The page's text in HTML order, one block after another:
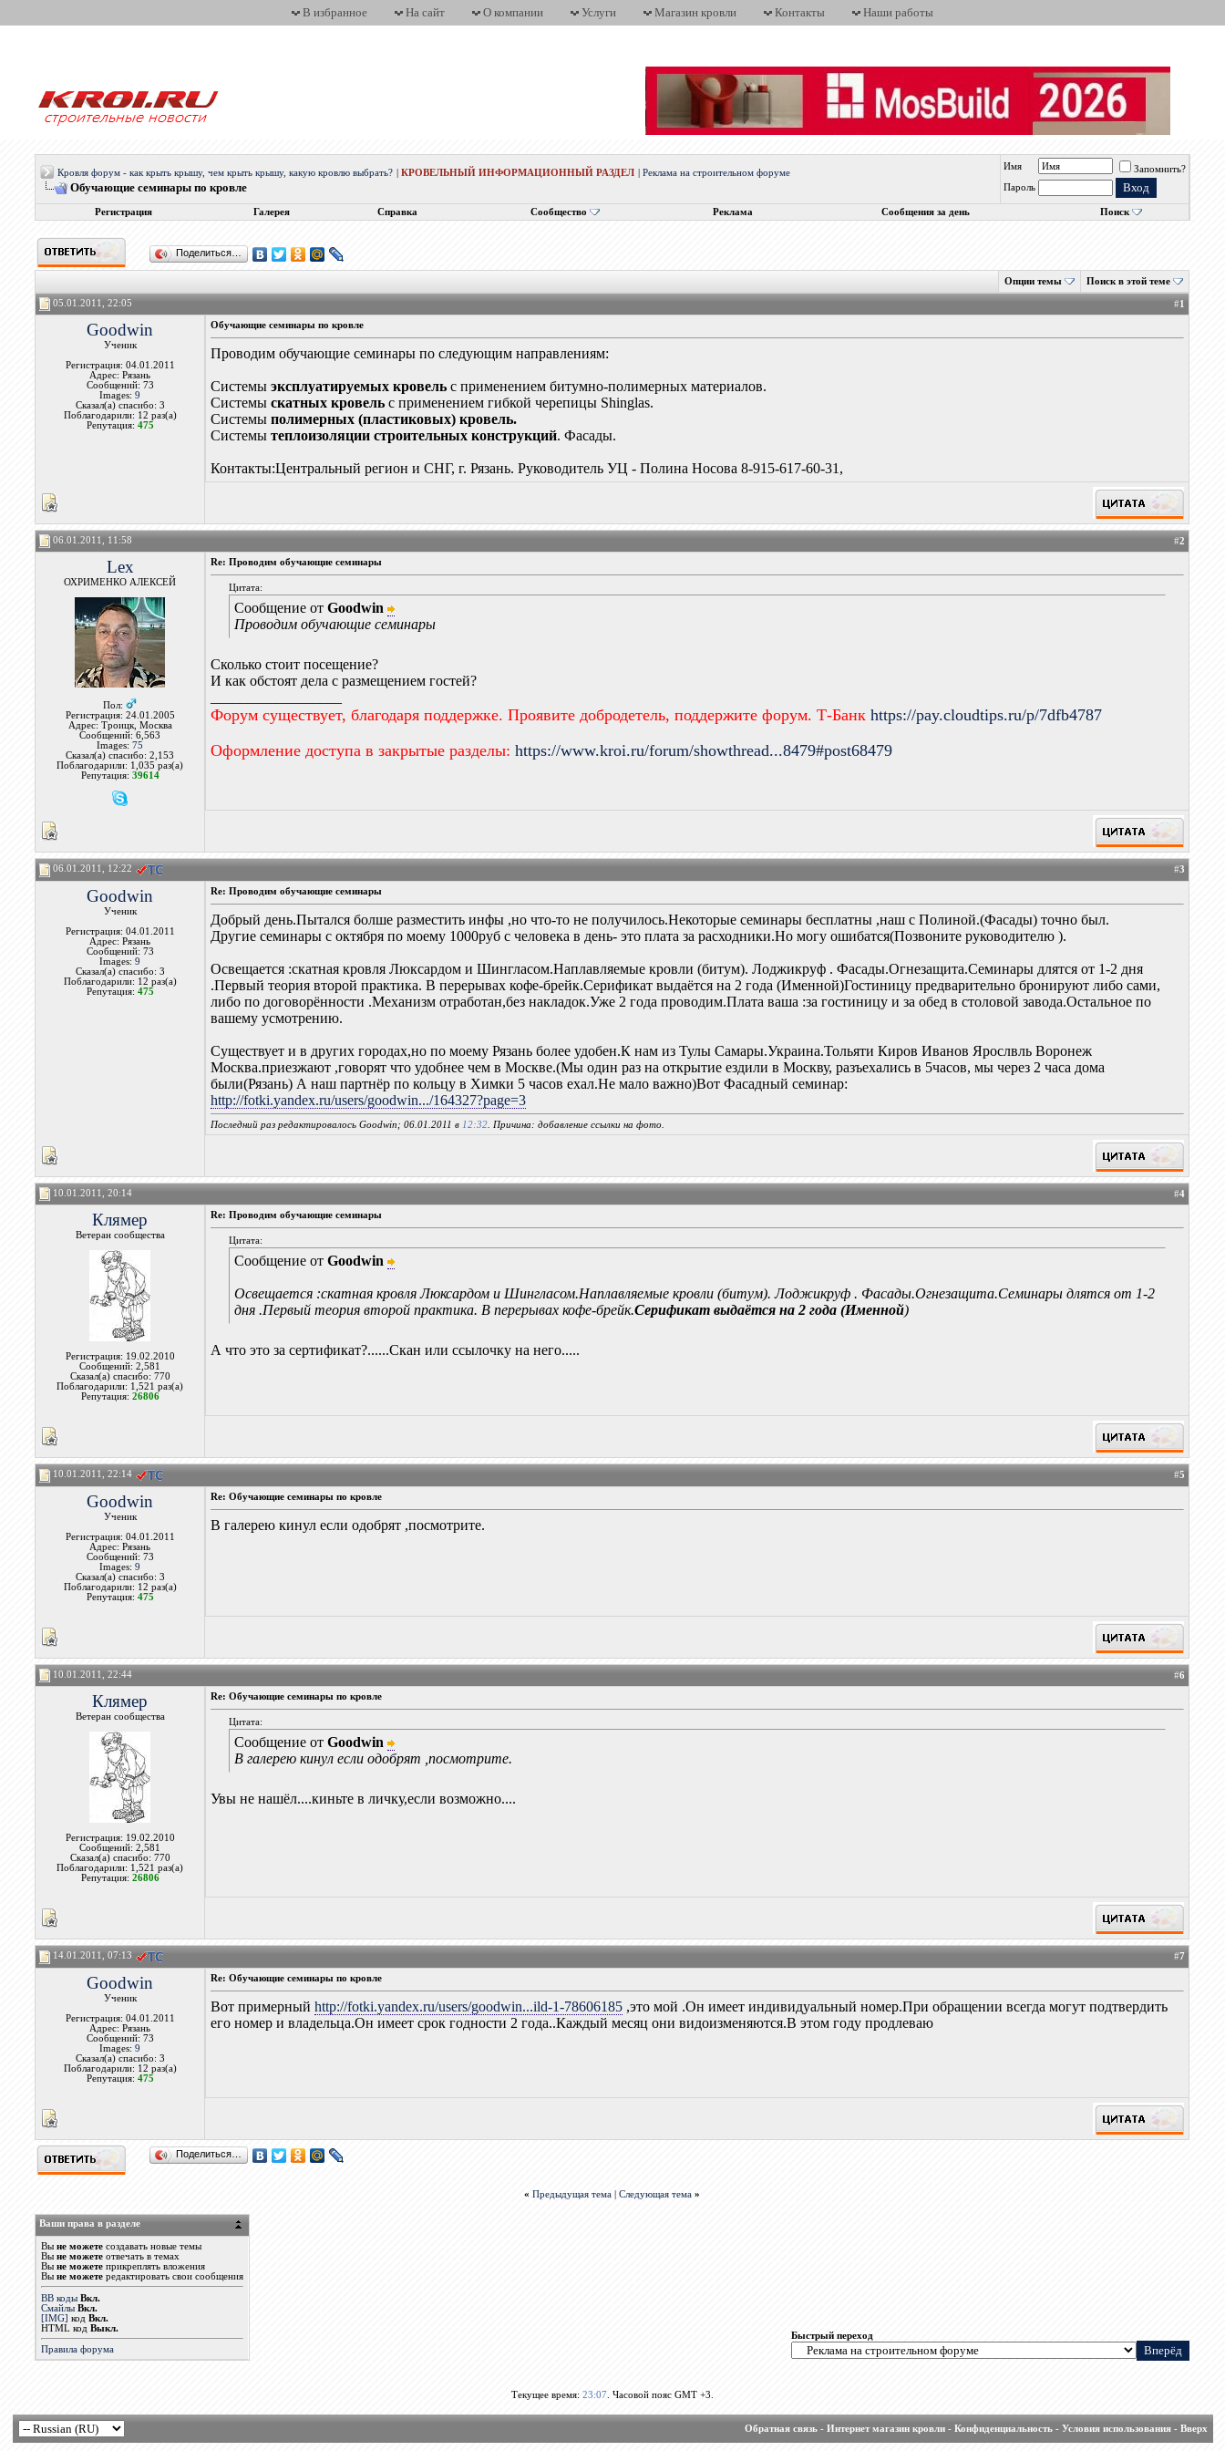
В избранное На сайт О компании Услуги Магазин кровли Контакты Наши работы
Кровля форум - как крыть крышу, чем крыть крышу, какую кровлю выбрать? |КРОВЕЛЬНЫЙ ИНФОРМАЦИОННЫЙ РАЗДЕЛ |Реклама на строительном форуме
Обучающие семинары по кровле
Имя
Запомнить?
Пароль
Регистрация Галерея Справка Сообщество Реклама Сообщения за день Поиск
Поделиться…
Опции темы Поиск в этой теме
05.01.2011, 22:05 #1
Goodwin
Ученик
Регистрация: 04.01.2011
Адрес: Рязань
Сообщений: 73
Images:9
Сказал(а) спасибо: 3
Поблагодарили: 12 раз(а)
Репутация: 475
Обучающие семинары по кровле
Проводим обучающие семинары по следующим направлениям:
Системыэксплуатируемых кровель с применением битумно-полимерных материалов.
Системыскатных кровель с применением гибкой черепицы Shinglas.
Системыполимерных (пластиковых) кровель.
Системытеплоизоляции строительных конструкций. Фасады.
Контакты:Центральный регион и СНГ, г. Рязань. Руководитель УЦ - Полина Носова 8-915-617-60-31,
06.01.2011, 11:58 #2
Lex
ОХРИМЕНКО АЛЕКСЕЙ
Пол:
Регистрация: 24.01.2005
Адрес: Троицк, Москва
Сообщений: 6,563
Images:75
Сказал(а) спасибо: 2,153
Поблагодарили: 1,035 раз(а)
Репутация: 39614
Re: Проводим обучающие семинары
Цитата:
Сообщение отGoodwin
Проводим обучающие семинары
Сколько стоит посещение?
И как обстоят дела с размещением гостей?
Форум существует, благодаря поддержке. Проявите добродетель, поддержите форум. Т-Банкhttps://pay.cloudtips.ru/p/7dfb4787
Оформление доступа в закрытые разделы:https://www.kroi.ru/forum/showthread...8479#post68479
06.01.2011, 12:22 #3
Goodwin
Ученик
Регистрация: 04.01.2011
Адрес: Рязань
Сообщений: 73
Images:9
Сказал(а) спасибо: 3
Поблагодарили: 12 раз(а)
Репутация: 475
Re: Проводим обучающие семинары
Добрый день.Пытался болше разместить инфы ,но что-то не получилось.Некоторые семинары бесплатны ,наш с Полиной.(Фасады) точно был.
Другие семинары с октября по моему 1000руб с человека в день- это плата за расходники.Но могу ошибатся(Позвоните руководителю ).
Освещается :скатная кровля Люксардом и Шингласом.Наплавляемые кровли (битум). Лоджикруф . Фасады.Огнезащита.Семинары длятся от 1-2 дня
.Первый теория второй практика. В перерывах кофе-брейк.Серификат выдаётся на 2 года (Именной)Гостиницу предварительно бронируют либо сами,
либо по договорённости .Механизм отработан,без накладок.Уже 2 года проводим.Плата ваша :за гостиницу и за обед в столовой завода.Остальное по
вашему усмотрению.
Существует и в других городах,но по моему Рязань более удобен.К нам из Тулы Самары.Украина.Тольяти Киров Иванов Ярослвль Воронеж
Москва.приезжают ,говорят что удобнее чем в Москве.(Мы один раз на открытие ездили в Москву, разъехались в 5часов, мы через 2 часа дома
были(Рязань) А наш партнёр по кольцу в Химки 5 часов ехал.Не мало важно)Вот Фасадный семинар:
http://fotki.yandex.ru/users/goodwin.../164327?page=3
Последний раз редактировалось Goodwin; 06.01.2011 в 12:32 . Причина: добавление ссылки на фото.
10.01.2011, 20:14 #4
Клямер
Ветеран сообщества
Регистрация: 19.02.2010
Сообщений: 2,581
Сказал(а) спасибо: 770
Поблагодарили: 1,521 раз(а)
Репутация: 26806
Re: Проводим обучающие семинары
Цитата:
Сообщение отGoodwin
Освещается :скатная кровля Люксардом и Шингласом.Наплавляемые кровли (битум). Лоджикруф . Фасады.Огнезащита.Семинары длятся от 1-2
дня .Первый теория второй практика. В перерывах кофе-брейк.Серификат выдаётся на 2 года (Именной)
А что это за сертификат?......Скан или ссылочку на него.....
10.01.2011, 22:14 #5
Goodwin
Ученик
Регистрация: 04.01.2011
Адрес: Рязань
Сообщений: 73
Images:9
Сказал(а) спасибо: 3
Поблагодарили: 12 раз(а)
Репутация: 475
Re: Обучающие семинары по кровле
В галерею кинул если одобрят ,посмотрите.
10.01.2011, 22:44 #6
Клямер
Ветеран сообщества
Регистрация: 19.02.2010
Сообщений: 2,581
Сказал(а) спасибо: 770
Поблагодарили: 1,521 раз(а)
Репутация: 26806
Re: Обучающие семинары по кровле
Цитата:
Сообщение отGoodwin
В галерею кинул если одобрят ,посмотрите.
Увы не нашёл....киньте в личку,если возможно....
14.01.2011, 07:13 #7
Goodwin
Ученик
Регистрация: 04.01.2011
Адрес: Рязань
Сообщений: 73
Images:9
Сказал(а) спасибо: 3
Поблагодарили: 12 раз(а)
Репутация: 475
Re: Обучающие семинары по кровле
Вот примерныйhttp://fotki.yandex.ru/users/goodwin...ild-1-78606185 ,это мой .Он имеет индивидуальный номер.При обращении всегда могут подтвердить
его номер и владельца.Он имеет срок годности 2 года..Каждый месяц они видоизменяются.В этом году продлеваю
Поделиться…
« Предыдущая тема |Следующая тема »
Ваши права в разделе
Выне можете создавать новые темы
Выне можете отвечать в темах
Выне можете прикреплять вложения
Выне можете редактировать свои сообщения
BB коды Вкл.
Смайлы Вкл.
[IMG] кодВкл.
HTML кодВыкл.
Правила форума
Быстрый переход
Текущее время: 23:07. Часовой пояс GMT +3.
Обратная связь- Интернет магазин кровли- Конфиденциальность- Условия использования- Вверх